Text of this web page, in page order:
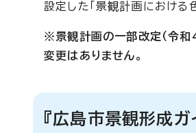
設定した「景観計画における
※景観計画の一部改定（令和
変更はありません。
『広島市景観形成ガ